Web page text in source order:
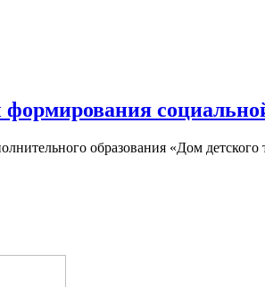
образования «Дом детского